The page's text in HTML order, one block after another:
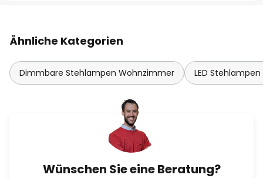
Ähnliche Kategorien
Dimmbare Stehlampen Wohnzimmer LED
Wünschen Sie eine Beratung?